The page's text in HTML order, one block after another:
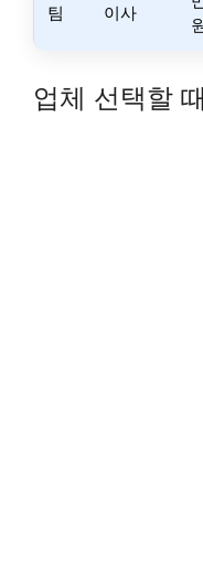
팀 이사
업체 선택할